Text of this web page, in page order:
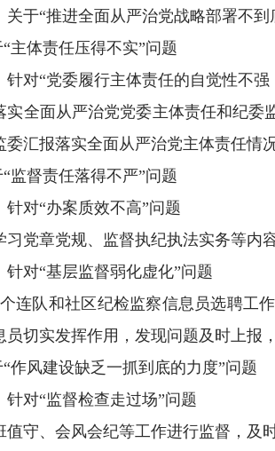
关于“推进全面从严治党战略部署不到
“主体责任压得不实”问题
针对“党委履行主体责任的自觉性不
实全面从严治党党委主体责任和纪委
委汇报落实全面从严治党主体责任情况
监督责任落得不严”问题
针对“办案质效不高”问题
习党章党规、监督执纪执法实务等内
针对“基层监督弱化虚化”问题
连队和社区纪检监察信息员选聘工
员切实发挥作用，发现问题及时上报
作风建设缺乏一抓到底的力度”问题
针对“监督检查走过场”问题
值守、会风会纪等工作进行监督，及